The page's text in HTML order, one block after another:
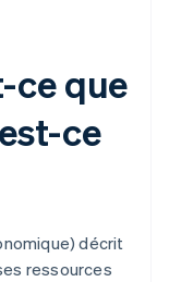
ce que
ce
décrit
ressources